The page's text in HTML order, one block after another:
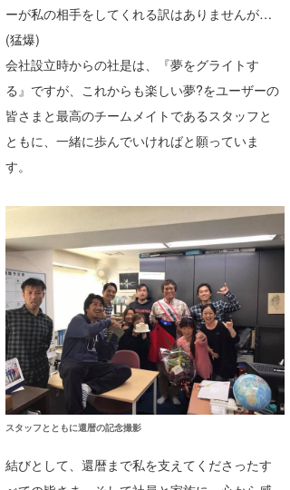
ーが私の相手をしてくれる訳はありませんが…
(猛爆)
会社設立時からの社是は、『夢をグライトす
る』ですが、これからも楽しい夢?をユーザーの
皆さまと最高のチームメイトであるスタッフと
ともに、一緒に歩んでいければと願っていま
す。
スタッフとともに還暦の記念撮影
結びとして、還暦まで私を支えてくださったす